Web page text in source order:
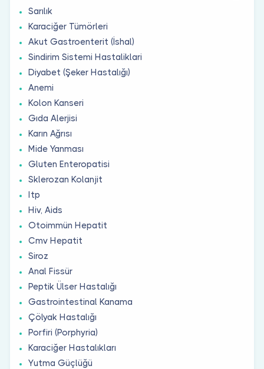
Sarılık
Karaciğer Tümörleri
Akut Gastroenterit (İshal)
Sindirim Sistemi Hastaliklari
Diyabet (Şeker Hastalığı)
Anemi
Kolon Kanseri
Gıda Alerjisi
Karın Ağrısı
Mide Yanması
Gluten Enteropatisi
Sklerozan Kolanjit
Itp
Hiv, Aids
Otoimmün Hepatit
Cmv Hepatit
Siroz
Anal Fissür
Peptik Ülser Hastalığı
Gastrointestinal Kanama
Çölyak Hastalığı
Porfiri (Porphyria)
Karaciğer Hastalıkları
Yutma Güçlüğü